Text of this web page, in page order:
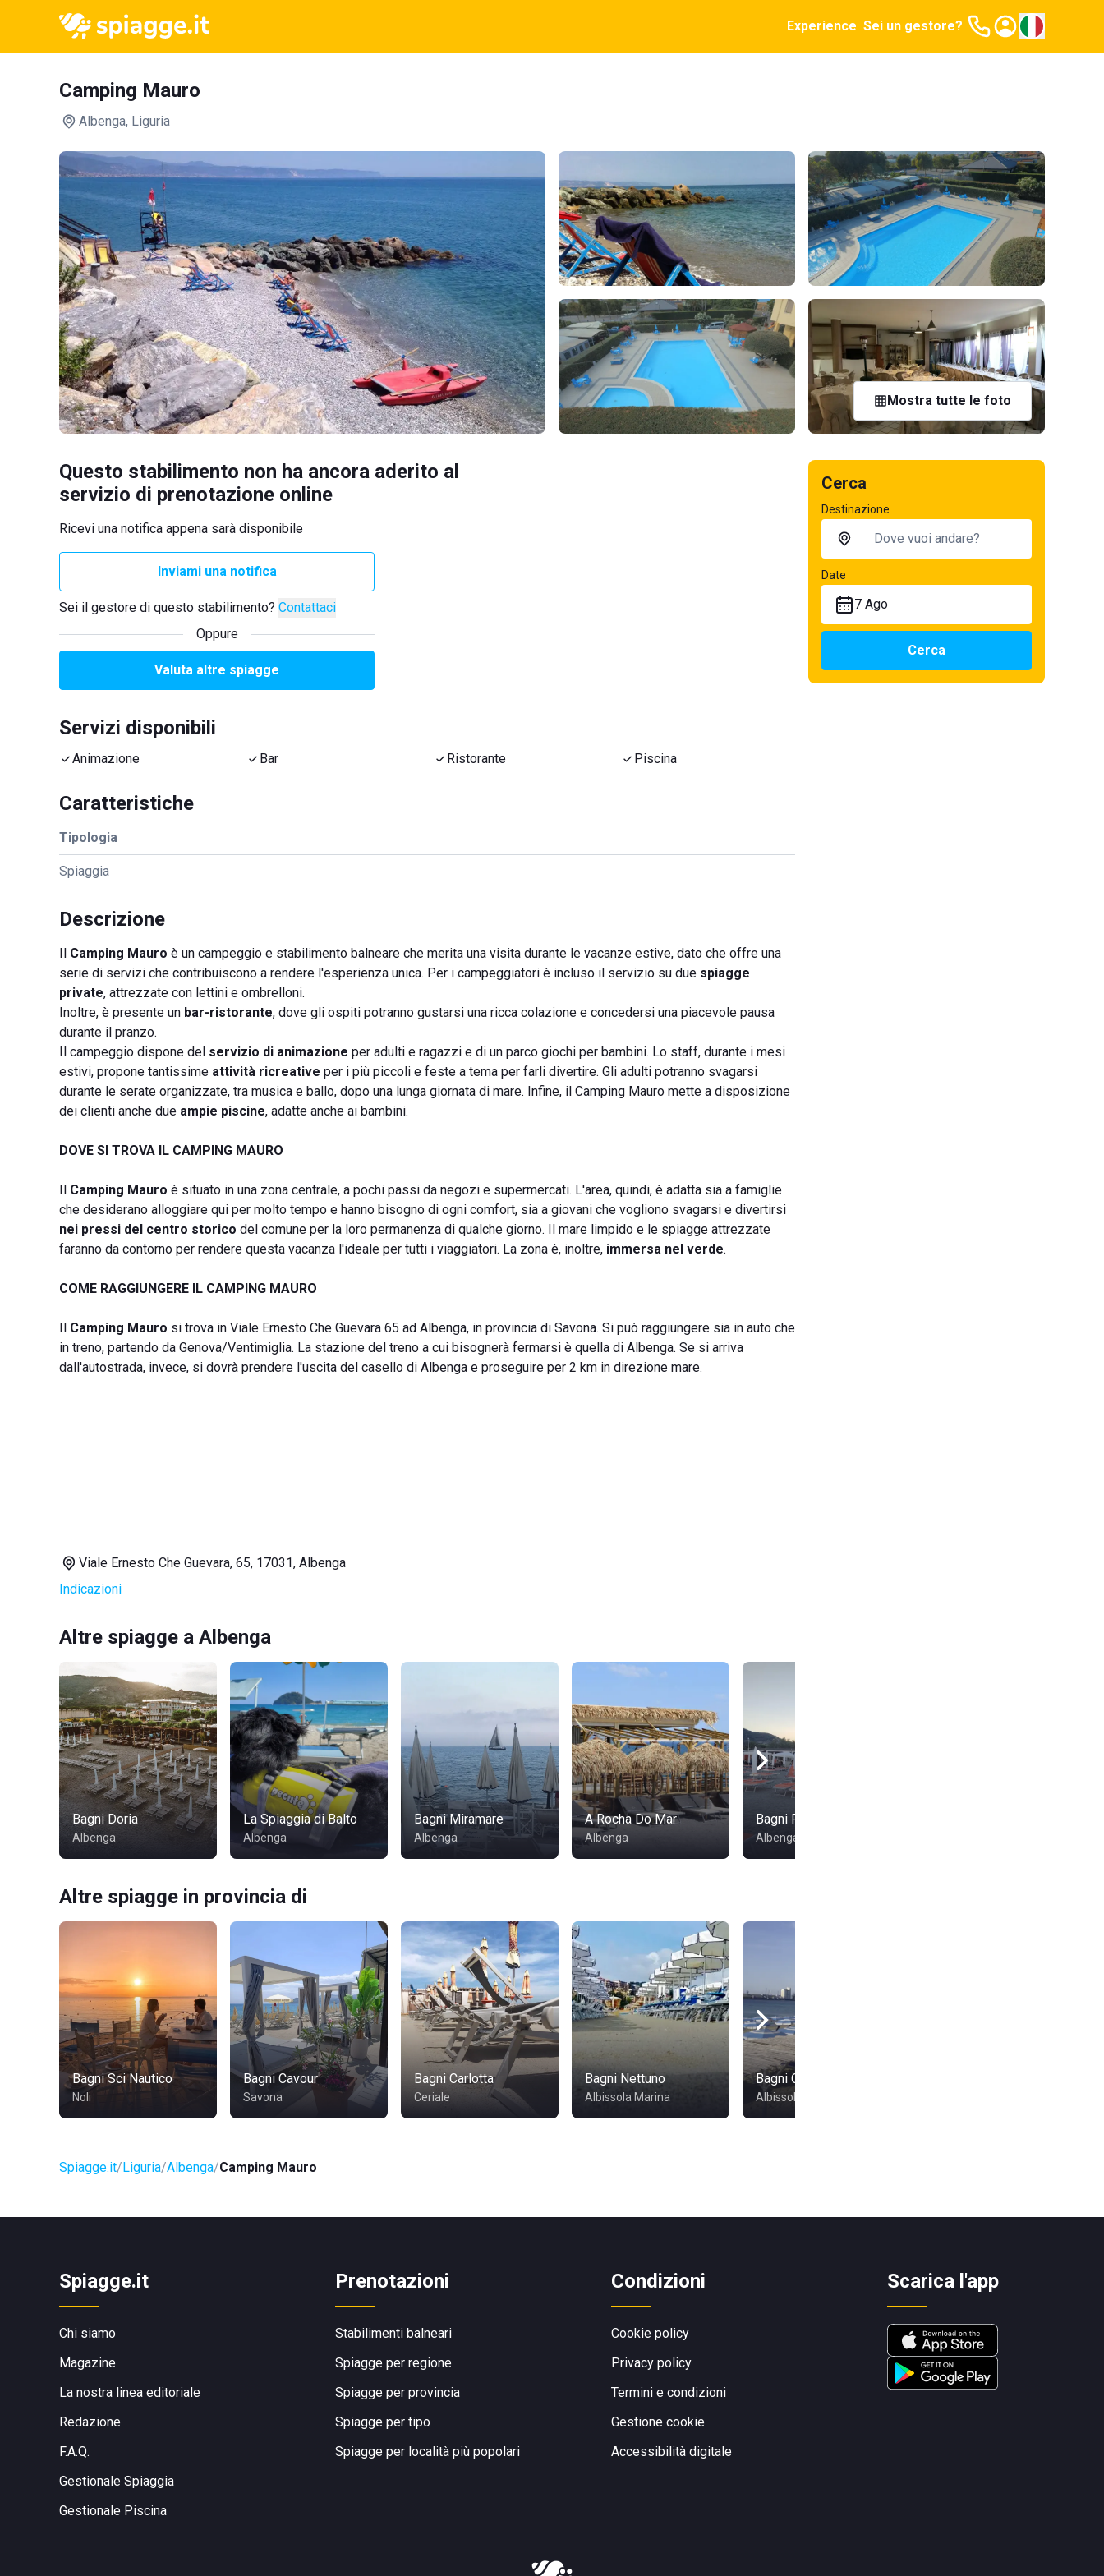
Experience Sei un gestore?
Camping Mauro
Albenga, Liguria
Mostra tutte le foto
Questo stabilimento non ha ancora aderito al
servizio di prenotazione online
Ricevi una notifica appena sarà disponibile
Inviami una notifica
Sei il gestore di questo stabilimento? Contattaci
Oppure
Valuta altre spiagge
Servizi disponibili
Animazione Bar Ristorante Piscina
Caratteristiche
Tipologia
Spiaggia
Descrizione
Il Camping Mauro è un campeggio e stabilimento balneare che merita una visita durante le vacanze estive, dato che offre una
serie di servizi che contribuiscono a rendere l'esperienza unica. Per i campeggiatori è incluso il servizio su due spiagge
private, attrezzate con lettini e ombrelloni.
Inoltre, è presente un bar-ristorante, dove gli ospiti potranno gustarsi una ricca colazione e concedersi una piacevole pausa
durante il pranzo.
Il campeggio dispone del servizio di animazione per adulti e ragazzi e di un parco giochi per bambini. Lo staff, durante i mesi
estivi, propone tantissime attività ricreative per i più piccoli e feste a tema per farli divertire. Gli adulti potranno svagarsi
durante le serate organizzate, tra musica e ballo, dopo una lunga giornata di mare. Infine, il Camping Mauro mette a disposizione
dei clienti anche due ampie piscine, adatte anche ai bambini.
DOVE SI TROVA IL CAMPING MAURO
Il Camping Mauro è situato in una zona centrale, a pochi passi da negozi e supermercati. L'area, quindi, è adatta sia a famiglie
che desiderano alloggiare qui per molto tempo e hanno bisogno di ogni comfort, sia a giovani che vogliono svagarsi e divertirsi
nei pressi del centro storico del comune per la loro permanenza di qualche giorno. Il mare limpido e le spiagge attrezzate
faranno da contorno per rendere questa vacanza l'ideale per tutti i viaggiatori. La zona è, inoltre, immersa nel verde.
COME RAGGIUNGERE IL CAMPING MAURO
Il Camping Mauro si trova in Viale Ernesto Che Guevara 65 ad Albenga, in provincia di Savona. Si può raggiungere sia in auto che
in treno, partendo da Genova/Ventimiglia. La stazione del treno a cui bisognerà fermarsi è quella di Albenga. Se si arriva
dall'autostrada, invece, si dovrà prendere l'uscita del casello di Albenga e proseguire per 2 km in direzione mare.
Viale Ernesto Che Guevara, 65, 17031, Albenga
Indicazioni
Altre spiagge a Albenga
Bagni Doria
Albenga
La Spiaggia di Balto
Albenga
Bagni Miramare
Albenga
A Rocha Do Mar
Albenga
Bagni Rio
Albenga
Altre spiagge in provincia di
Bagni Sci Nautico
Noli
Bagni Cavour
Savona
Bagni Carlotta
Ceriale
Bagni Nettuno
Albissola Marina
Bagni Colombo
Albissola Marina
Spiagge.it Liguria Albenga Camping Mauro
Cerca
Destinazione
Date
7 Ago
Cerca
Spiagge.it
Chi siamo
Magazine
La nostra linea editoriale
Redazione
F.A.Q.
Gestionale Spiaggia
Gestionale Piscina
Prenotazioni
Stabilimenti balneari
Spiagge per regione
Spiagge per provincia
Spiagge per tipo
Spiagge per località più popolari
Condizioni
Cookie policy
Privacy policy
Termini e condizioni
Gestione cookie
Accessibilità digitale
Scarica l'app